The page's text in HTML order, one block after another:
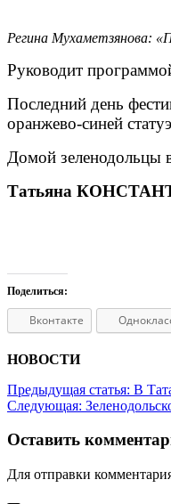
Регина Мухаметзянова:
Руководит
Последний день
оранжево-синей
Домой зеленодольцы
Татьяна
Поделиться:
Вконтакте
НОВОСТИ
Предыдущая статья: В
Следующая:
Оставить
Для отправки